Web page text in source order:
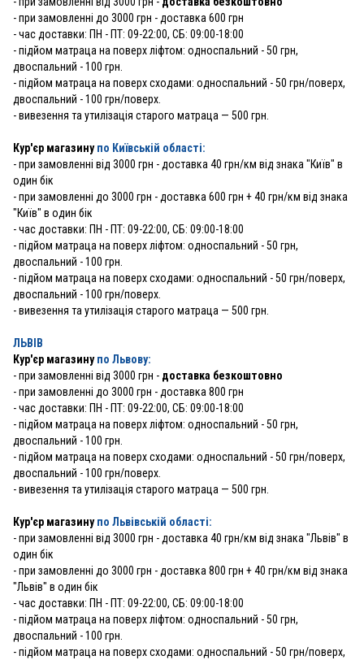
- при замовленні до 3000 грн - доставка 600 грн
- час доставки: ПН - ПТ: 09-22:00, СБ: 09:00-18:00
- підйом матраца на поверх ліфтом: односпальний - 50 грн,
двоспальний - 100 грн.
- підйом матраца на поверх сходами: односпальний - 50 грн/поверх,
двоспальний - 100 грн/поверх.
- вивезення та утилізація старого матраца — 500 грн.
Кур'єр магазинупо Київській області:
- при замовленні від 3000 грн - доставка 40 грн/км від знака "Київ" в
один бік
- при замовленні до 3000 грн - доставка 600 грн + 40 грн/км від знака
"Київ" в один бік
- час доставки: ПН - ПТ: 09-22:00, СБ: 09:00-18:00
- підйом матраца на поверх ліфтом: односпальний - 50 грн,
двоспальний - 100 грн.
- підйом матраца на поверх сходами: односпальний - 50 грн/поверх,
двоспальний - 100 грн/поверх.
- вивезення та утилізація старого матраца — 500 грн.
ЛЬВІВ
Кур'єр магазинупо Львову:
-при замовленні від 3000 грн - доставка безкоштовно
- при замовленні до 3000 грн - доставка 800 грн
- час доставки: ПН - ПТ: 09-22:00, СБ: 09:00-18:00
- підйом матраца на поверх ліфтом: односпальний - 50 грн,
двоспальний - 100 грн.
- підйом матраца на поверх сходами: односпальний - 50 грн/поверх,
двоспальний - 100 грн/поверх.
- вивезення та утилізація старого матраца — 500 грн.
Кур'єр магазинупо Львівській області:
- при замовленні від 3000 грн - доставка 40 грн/км від знака "Львів" в
один бік
- при замовленні до 3000 грн - доставка 800 грн + 40 грн/км від знака
"Львів" в один бік
- час доставки: ПН - ПТ: 09-22:00, СБ: 09:00-18:00
- підйом матраца на поверх ліфтом: односпальний - 50 грн,
двоспальний - 100 грн.
- підйом матраца на поверх сходами: односпальний - 50 грн/поверх,